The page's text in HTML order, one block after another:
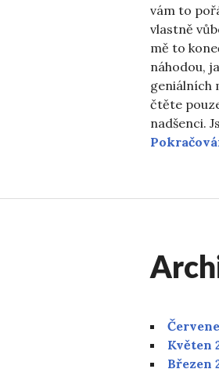
vám to
vlastně
mě to
náhodou,
geniálních
čtěte
nadšenci.
Květen
Březen